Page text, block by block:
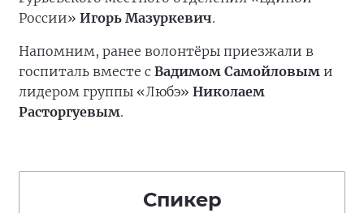
России» Игорь Мазуркевич.
Напомним, ранее волонтёры приезжали в
госпиталь вместе с Вадимом Самойловым и
лидером группы «Любэ» Николаем
Расторгуевым.
Спикер